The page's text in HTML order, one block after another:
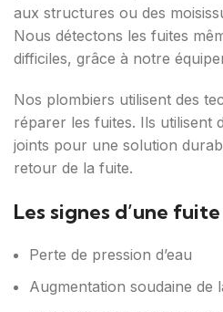
aux structures ou des
Nous détectons les fuites
difficiles, grâce à notre
Nos plombiers utilisent des
réparer les fuites. Ils utilisent
joints pour une solution
retour de la fuite.
Les signes d’une fuite
Perte de pression d’eau
Augmentation soudaine de